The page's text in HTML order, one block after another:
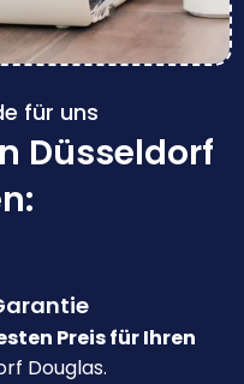
für uns
Düsseldorf
Preis für Ihren
Douglas.